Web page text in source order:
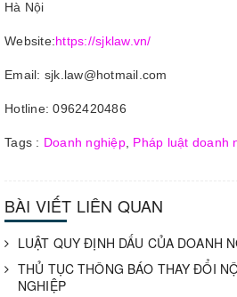
Hà Nội
Website:https://sjklaw.vn/
Email: sjk.law@hotmail.com
Hotline: 0962420486
Tags : Doanh nghiệp, Pháp luật doanh
BÀI VIẾT LIÊN QUAN
LUẬT QUY ĐỊNH DẤU CỦA DOANH
THỦ TỤC THÔNG BÁO THAY ĐỔI
NGHIỆP